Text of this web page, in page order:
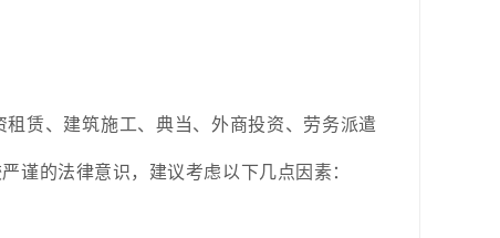
赁、建筑施工、典当、外商投资、劳务派遣
谨的法律意识，建议考虑以下几点因素：